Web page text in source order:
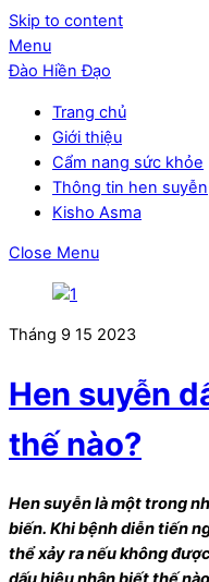
Skip to content
Menu
Đào Hiền Đạo
Trang chủ
Giới thiệu
Cẩm nang sức khỏe
Thông tin hen suyễn
Kisho Asma
Close Menu
Tháng 9 15 2023
Hen suyễn
thế nào?
Hen suyễn là một trong
biến. Khi bệnh diễn tiến
thể xảy ra nếu không